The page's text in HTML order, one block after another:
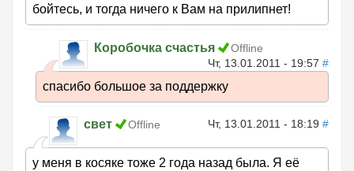
бойтесь, и тогда ничего к Вам на прилипнет!
Коробочка счастья
Offline
Чт, 13.01.2011 - 19:57 #
спасибо большое за поддержку
свет Offline Чт, 13.01.2011 - 18:19 #
у меня в косяке тоже 2 года назад была. Я её